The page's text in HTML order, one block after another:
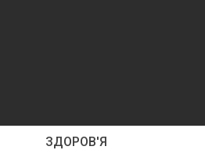
ЗДОРОВ'Я